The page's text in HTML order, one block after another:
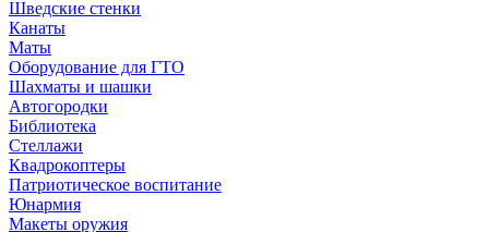
Шведские стенки
Канаты
Маты
Оборудование для ГТО
Шахматы и шашки
Автогородки
Библиотека
Стеллажи
Квадрокоптеры
Патриотическое воспитание
Юнармия
Макеты оружия